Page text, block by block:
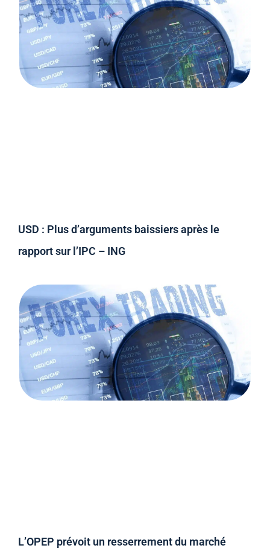
USD : Plus d’arguments baissiers après le
rapport sur l’IPC – ING
L’OPEP prévoit un resserrement du marché